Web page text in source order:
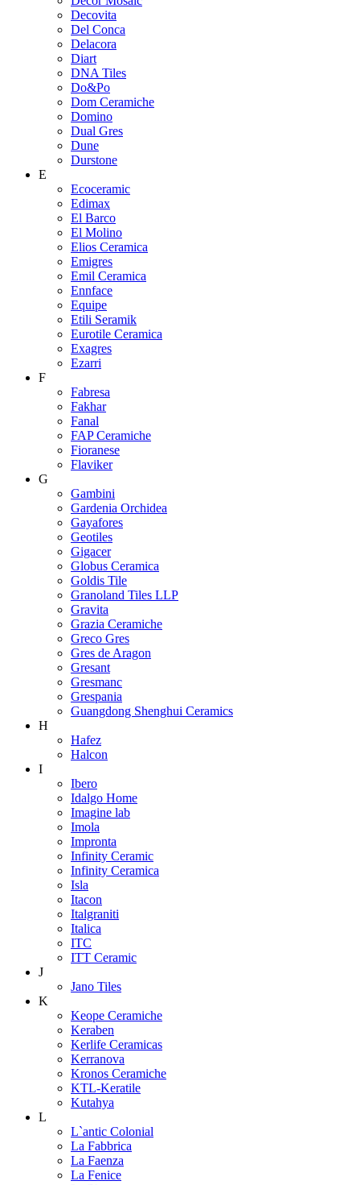
Decovita
Del Conca
Delacora
Diart
DNA Tiles
Do&Po
Dom Ceramiche
Domino
Dual Gres
Dune
Durstone
E
Ecoceramic
Edimax
El Barco
El Molino
Elios Ceramica
Emigres
Emil Ceramica
Ennface
Equipe
Etili Seramik
Eurotile Ceramica
Exagres
Ezarri
F
Fabresa
Fakhar
Fanal
FAP Ceramiche
Fioranese
Flaviker
G
Gambini
Gardenia Orchidea
Gayafores
Geotiles
Gigacer
Globus Ceramica
Goldis Tile
Granoland Tiles LLP
Gravita
Grazia Ceramiche
Greco Gres
Gres de Aragon
Gresant
Gresmanc
Grespania
Guangdong Shenghui Ceramics
H
Hafez
Halcon
I
Ibero
Idalgo Home
Imagine lab
Imola
Impronta
Infinity Ceramic
Infinity Ceramica
Isla
Itacon
Italgraniti
Italica
ITC
ITT Ceramic
J
Jano Tiles
K
Keope Ceramiche
Keraben
Kerlife Ceramicas
Kerranova
Kronos Ceramiche
KTL-Keratile
Kutahya
L
L`antic Colonial
La Fabbrica
La Faenza
La Fenice